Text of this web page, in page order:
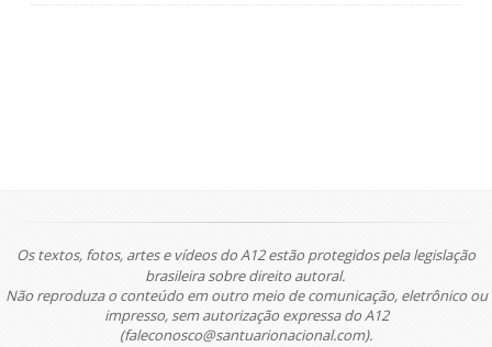
Os textos, fotos, artes e vídeos do A12 estão protegidos pela legislação
brasileira sobre direito autoral.
Não reproduza o conteúdo em outro meio de comunicação, eletrônico ou
impresso, sem autorização expressa do A12
(faleconosco@santuarionacional.com).